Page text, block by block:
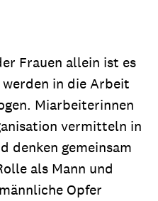
Frauen allein ist es
in die Arbeit
Miarbeiterinnen
vermitteln in
denken gemeinsam
als Mann und
Opfer